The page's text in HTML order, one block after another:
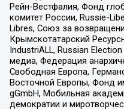
Рейн-Вестфалия, Фонд
комитет России, Russie-
Libres, Союз за
Крымскотатарский
IndustriALL, Russian
медиа, Федерация
Свободная Европа,
Восточной Европы, Фонд
gGmbH, Мобильная
демократии и